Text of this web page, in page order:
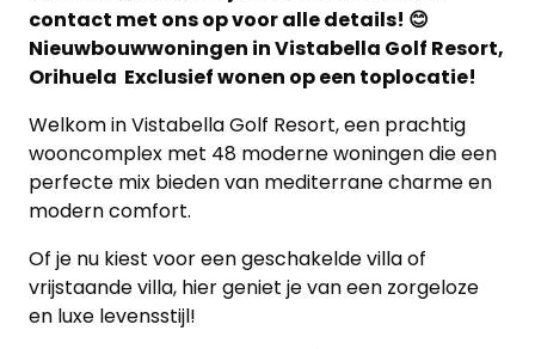
contact met ons op voor alle details! 😊
Nieuwbouwwoningen in Vistabella Golf Resort,
Orihuela Exclusief wonen op een toplocatie!
Welkom in Vistabella Golf Resort, een prachtig
wooncomplex met 48 moderne woningen die een
perfecte mix bieden van mediterrane charme en
modern comfort.
Of je nu kiest voor een geschakelde villa of
vrijstaande villa, hier geniet je van een zorgeloze
en luxe levensstijl!